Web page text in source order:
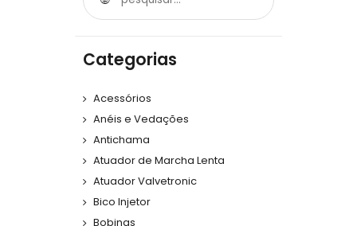
Categorias
Acessórios
Anéis e Vedações
Antichama
Atuador de Marcha Lenta
Atuador Valvetronic
Bico Injetor
Bobinas